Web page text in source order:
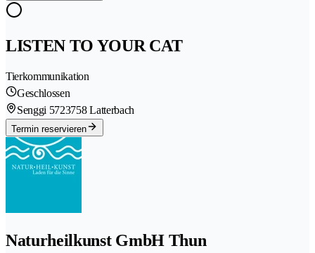
LISTEN TO YOUR CAT
Tierkommunikation
Geschlossen
Senggi 5723758 Latterbach
Termin reservieren
Naturheilkunst GmbH Thun